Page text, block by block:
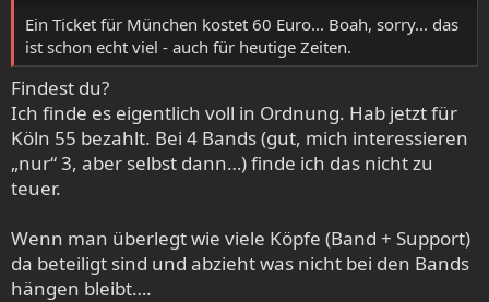
Ein Ticket für München kostet 60 Euro... Boah, sorry... das
ist schon echt viel - auch für heutige Zeiten.
Findest du?
Ich finde es eigentlich voll in Ordnung. Hab jetzt für
Köln 55 bezahlt. Bei 4 Bands (gut, mich interessieren
„nur“ 3, aber selbst dann…) finde ich das nicht zu
teuer.
Wenn man überlegt wie viele Köpfe (Band + Support)
da beteiligt sind und abzieht was nicht bei den Bands
hängen bleibt….